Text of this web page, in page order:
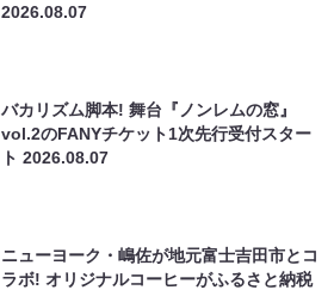
2026.08.07
バカリズム脚本! 舞台『ノンレムの窓』
vol.2のFANYチケット1次先行受付スター
ト2026.08.07
ニューヨーク・嶋佐が地元富士吉田市とコ
ラボ! オリジナルコーヒーがふるさと納税